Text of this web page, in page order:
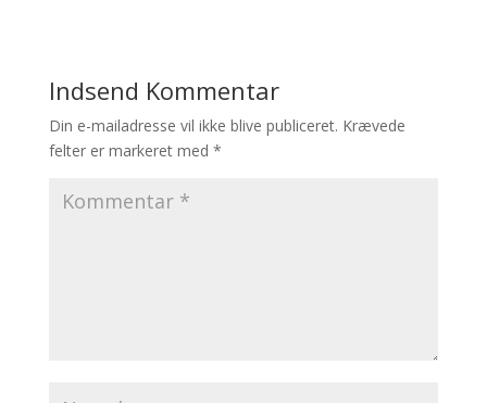
Indsend Kommentar
Din e-mailadresse vil ikke blive publiceret. Krævede
felter er markeret med *